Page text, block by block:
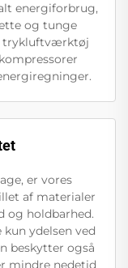
energiforbrug,
og tunge
trykluftværktøj
er vores
af materialer
og holdbarhed.
ydelsen ved
beskytter også